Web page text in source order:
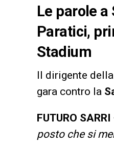
Le parole
Paratici,
Stadium
Il dirigente della
gara contro la
FUTURO SARRI
posto che si